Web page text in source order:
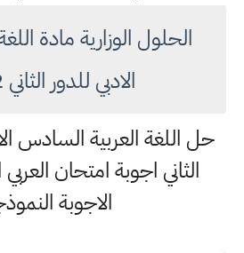
الحلول الوزارية مادة
الادبي للدور الثاني 2022
الثاني اجوبة امتحان
الاجوبة